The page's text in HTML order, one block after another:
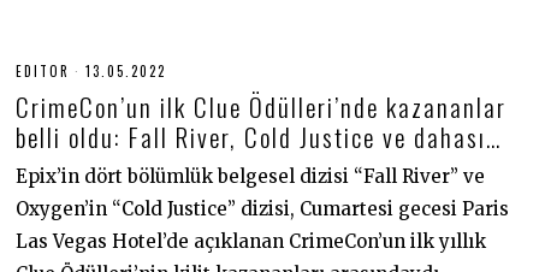
EDITOR 13.05.2022
2
0
2
2
CrimeCon’un ilk Clue Ödülleri’nde kazananlar
belli oldu: Fall River, Cold Justice ve dahası…
Epix’in dört bölümlük belgesel dizisi “Fall River” ve
Oxygen’in “Cold Justice” dizisi, Cumartesi gecesi Paris
Las Vegas Hotel’de açıklanan CrimeCon’un ilk yıllık